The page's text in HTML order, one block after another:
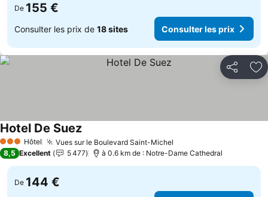
De 155 €
Consulter les prix de 18 sites Consulter les prix
Partager
3 ÉtoilesHôtel Vues sur le Boulevard Saint-Michel
Hotel De Suez
8,5 Excellent 5 477 à 0.6 km de : Notre-Dame Cathedral
De 144 €